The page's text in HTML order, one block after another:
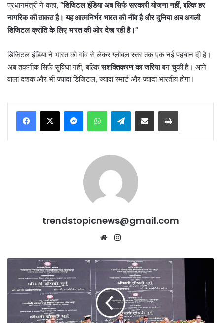
प्रधानमंत्री ने कहा, “डिजिटल इंडिया अब सिर्फ सरकारी योजना नहीं,बल्कि हर
नागरिक की ताकत है। यह आत्मनिर्भर भारत की नींव है और दुनिया अब अगली
डिजिटल क्रांति के लिए भारत की ओर देख रही है।”
डिजिटल इंडिया ने भारत को गांव से लेकर ग्लोबल स्तर तक एक नई पहचान दी है।
अब तकनीक सिर्फ सुविधा नहीं, बल्किसशक्तिकरण का जरियाबन चुकी है। आने
वाला दशक और भी ज्यादा डिजिटल, ज्यादा स्मार्ट और ज्यादा भारतीय होगा।
MessengerWhatsAppTelegramShare via Email Print
trendstopicnews@gmail.com
Website
Mahayogi
Gorakhnath
University
में
President
Droupadi